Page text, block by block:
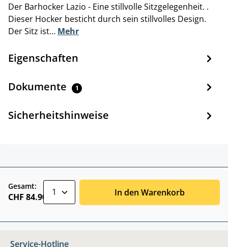
Der Barhocker Lazio - Eine stillvolle Sitzgelegenheit. .
Dieser Hocker besticht durch sein stillvolles Design.
Der Sitz ist… Mehr
Eigenschaften
Dokumente 1
Sicherheitshinweise
Gesamt:
CHF 84.90 In den Warenkorb
Service-Hotline